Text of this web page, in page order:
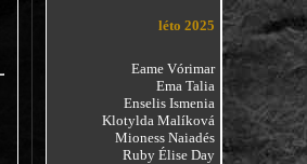
léto 2025
Eame Vórimar
Ema Talia
Enselis Ismenia
Klotylda Malíková
Mioness Naiadés
Ruby Élise Day